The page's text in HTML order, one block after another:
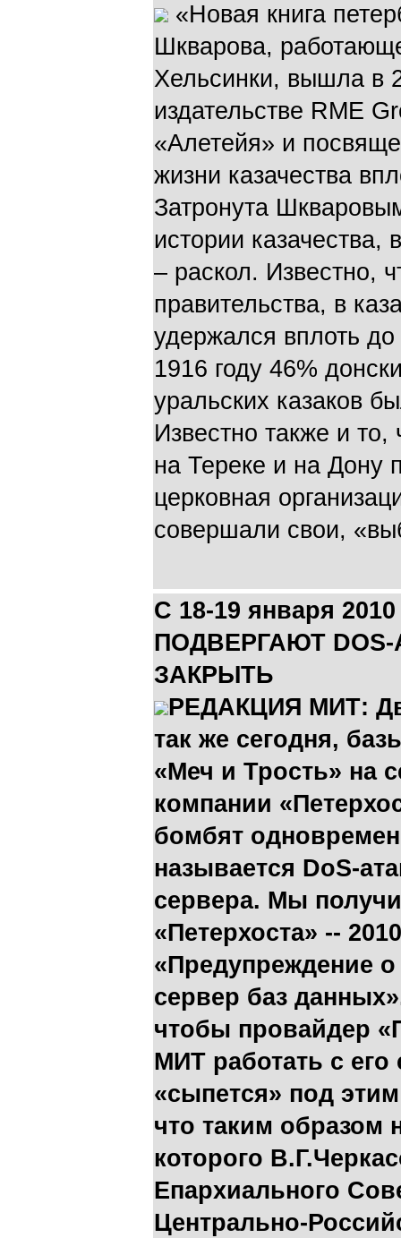
«Новая книга
Шкварова,
Хельсинки, вышла в
издательстве RME
«Алетейя» и
жизни казачества
Затронута
истории казачества,
– раскол. Известно,
правительства, в
удержался вплоть
1916 году 46%
уральских казаков
Известно также и
на Тереке и на Дону
церковная
совершали свои,
С 18-19 января
ПОДВЕРГАЮТ
ЗАКРЫТЬ
РЕДАКЦИЯ МИТ:
так же сегодня,
«Меч и Трость» на
компании
бомбят
называется DoS-
сервера. Мы
«Петерхоста» --
«Предупреждение о
сервер баз
чтобы провайдер
МИТ работать с
«сыпется» под
что таким образом
которого
Епархиального
Центрально-